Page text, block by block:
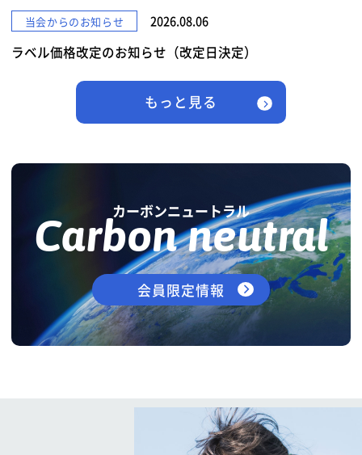
当会からのお知らせ 2026.08.06
ラベル価格改定のお知らせ（改定日決定）
もっと見る
カーボンニュートラル
Carbon neutral
会員限定情報